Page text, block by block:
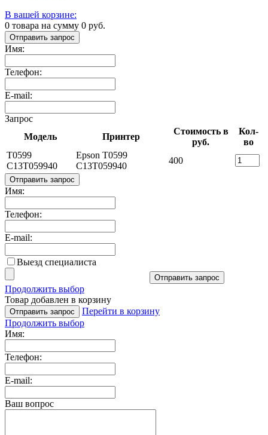
В вашей корзине:
0 товара на сумму 0 руб.
Отправить запрос
Имя:
Телефон:
E-mail:
Запрос
Модель
Принтер
Стоимость в
руб.
Кол-
во
T0599
C13T059940
Epson T0599
C13T059940
400
Отправить запрос
Имя:
Телефон:
E-mail:
Выезд специалиста
Отправить запрос
Продолжить выбор
Товар добавлен в корзину
Отправить запрос
Перейти в корзину
Продолжить выбор
Имя:
Телефон:
E-mail:
Ваш вопрос